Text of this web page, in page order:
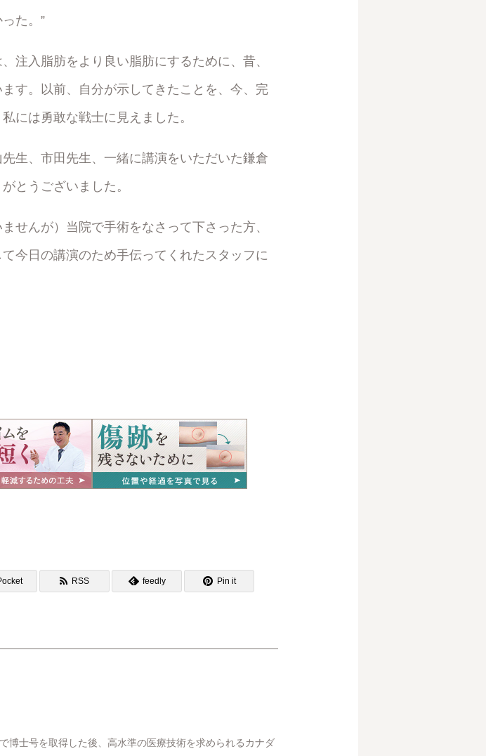
た。”
注入脂肪をより良い脂肪にするために、昔、
す。以前、自分が示してきたことを、今、完
には勇敢な戦士に見えました。
生、市田先生、一緒に講演をいただいた鎌倉
とうございました。
せんが）当院で手術をなさって下さった方、
今日の講演のため手伝ってくれたスタッフに
RSS feedly Pin it
博士号を取得した後、高水準の医療技術を求められるカナダ